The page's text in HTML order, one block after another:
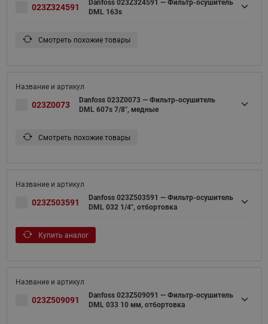
023Z324591
Danfoss 023Z324591 — Фильтр-осушитель
DML 163s
Смотреть похожие товары
023Z0073
Danfoss 023Z0073 — Фильтр-осушитель
DML 607s 7/8", медные
Смотреть похожие товары
023Z503591
Danfoss 023Z503591 — Фильтр-осушитель
DML 032 1/4", отбортовка
Купить аналог
023Z509091
Danfoss 023Z509091 — Фильтр-осушитель
DML 033 10 мм, отбортовка